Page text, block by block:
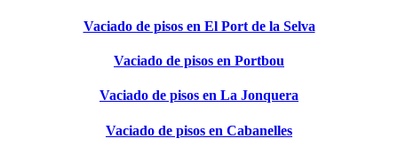
Vaciado de pisos en El Port de la Selva
Vaciado de pisos en Portbou
Vaciado de pisos en La Jonquera
Vaciado de pisos en Cabanelles